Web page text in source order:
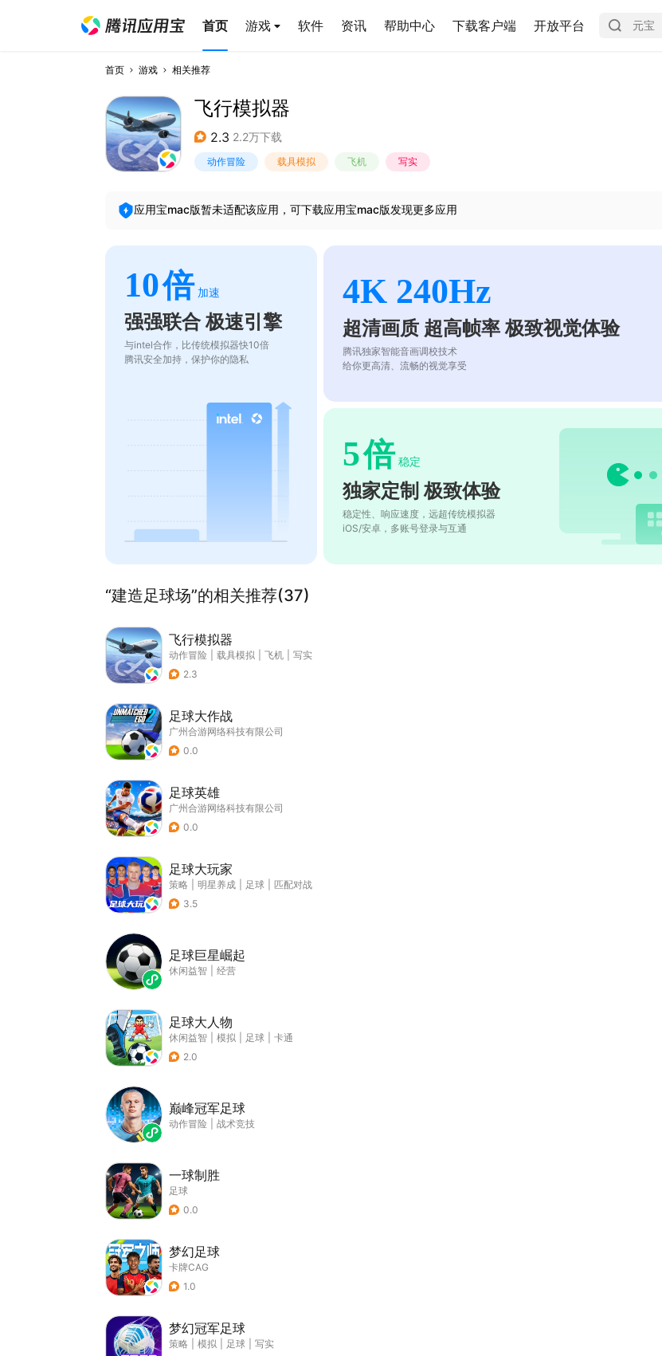
首页 游戏 软件 资讯 帮助中心 下载客户端 开放平台
首页 游戏 相关推荐
飞行模拟器
2.3 2.2万下载
动作冒险 载具模拟 飞机 写实
应用宝mac版暂未适配该应用，可下载应用宝mac版发现更多应用
10倍 加速
强强联合 极速引擎
与intel合作，比传统模拟器快10倍
腾讯安全加持，保护你的隐私
4K 240Hz
超清画质 超高帧率 极致视觉体验
腾讯独家智能音画调校技术
给你更高清、流畅的视觉享受
5倍 稳定
独家定制 极致体验
稳定性、响应速度，远超传统模拟器
iOS/安卓，多账号登录与互通
“建造足球场”的相关推荐(37)
飞行模拟器
动作冒险 载具模拟 飞机
写实
2.3
足球大作战
广州合游网络科技有限公司
0.0
足球英雄
广州合游网络科技有限公司
0.0
足球大玩家
策略 明星养成 足球
匹配对战
3.5
足球巨星崛起
休闲益智 经营
足球大人物
休闲益智 模拟 足球
卡通
2.0
巅峰冠军足球
动作冒险 战术竞技
一球制胜
足球
0.0
梦幻足球
卡牌CAG
1.0
梦幻冠军足球
策略 模拟 足球
写实